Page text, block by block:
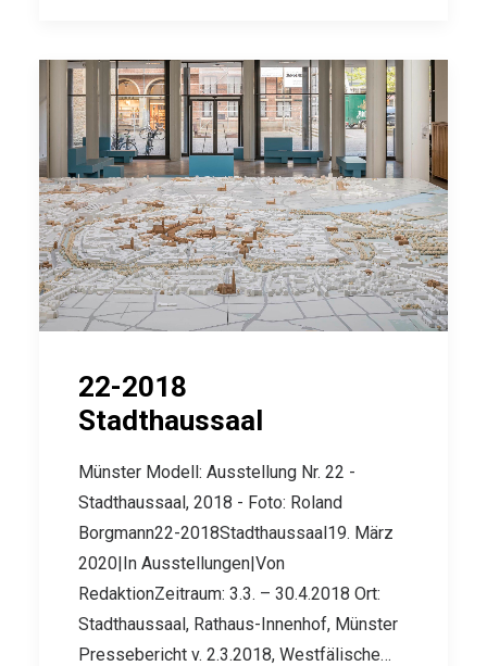
22-2018
Stadthaussaal
Münster Modell: Ausstellung Nr. 22 -
Stadthaussaal, 2018 - Foto: Roland
Borgmann22-2018Stadthaussaal19. März
2020|In Ausstellungen|Von
RedaktionZeitraum: 3.3. – 30.4.2018 Ort:
Stadthaussaal, Rathaus-Innenhof, Münster
Pressebericht v. 2.3.2018, Westfälische…